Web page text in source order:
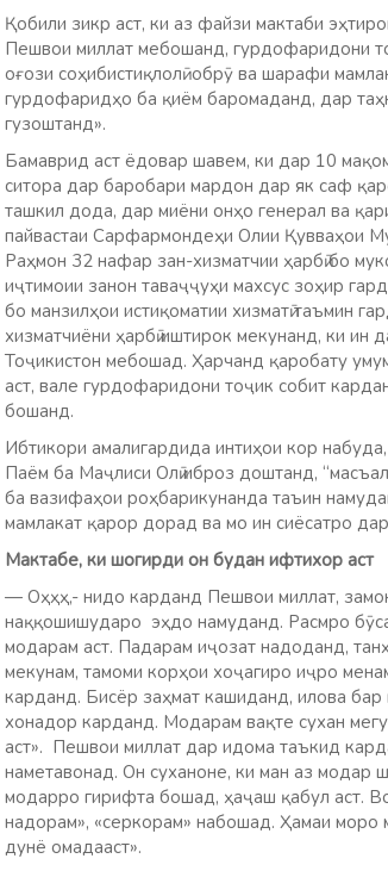
Қобили зикр аст, ки аз файзи мактаби
Пешвои миллат мебошанд, гурдофаридони
оғози соҳибистиқлолӣ обрӯ ва шарафи
гурдофаридҳо ба қиём баромаданд, дар
гузоштанд».
Бамаврид аст ёдовар шавем, ки дар 10
ситора дар баробари мардон дар як саф
ташкил дода, дар миёни онҳо генерал ва
пайвастаи Сарфармондеҳи Олии Қувваҳои
Раҳмон 32 нафар зан-хизматчии ҳарбӣ бо
иҷтимоии занон таваҷҷуҳи махсус зоҳир
бо манзилҳои истиқоматии хизматӣ таъмин
хизматчиёни ҳарбӣ иштирок мекунанд, ки ин
Тоҷикистон мебошад. Ҳарчанд қаробату
аст, вале гурдофаридони тоҷик собит
бошанд.
Ибтикори амалигардида интиҳои кор
Паём ба Маҷлиси Олӣ иброз доштанд,
ба вазифаҳои роҳбарикунанда таъин
мамлакат қарор дорад ва мо ин сиёсатро
Мактабе, ки шогирди он будан ифтихор аст
— Оҳҳҳ,- нидо карданд Пешвои миллат,
наққошишударо эҳдо намуданд. Расмро
модарам аст. Падарам иҷозат надоданд,
мекунам, тамоми корҳои хоҷагиро иҷро
карданд. Бисёр заҳмат кашиданд, илова
хонадор карданд. Модарам вақте сухан
аст». Пешвои миллат дар идома таъкид
наметавонад. Он суханоне, ки ман аз
модарро гирифта бошад, ҳаҷаш қабул аст.
надорам», «серкорам» набошад. Ҳамаи моро
дунё омадааст».